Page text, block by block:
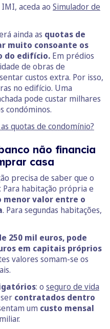
aceda ao Simulador de
ainda as quotas de
muito consoante os
do edifício. Em prédios
de obras de
custos extra. Por isso,
no edifício. Uma
pode custar milhares
condóminos.
quotas de condomínio?
não financia
casa
precisa de saber que o
Para habitação própria e
menor valor entre o
. Para segundas habitações,
250 mil euros, pode
em capitais próprios
valores somam-se os
: o seguro de vida
contratados dentro
um custo mensal